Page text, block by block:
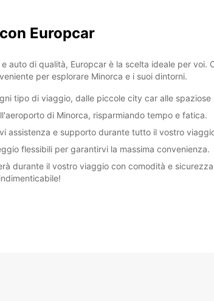
Europcar
di qualità, Europcar è la scelta ideale per voi.
per esplorare Minorca e i suoi dintorni.
tipo di viaggio, dalle piccole city car alle spaziose
di Minorca, risparmiando tempo e fatica.
assistenza e supporto durante tutto il vostro
flessibili per garantirvi la massima convenienza.
durante il vostro viaggio con comodità e